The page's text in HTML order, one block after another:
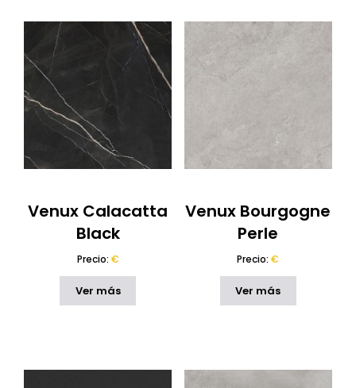
Venux Calacatta
Black
Precio: €
Ver más
Venux Bourgogne
Perle
Precio:€
Ver más